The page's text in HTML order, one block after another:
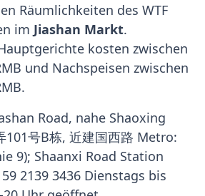
Räumlichkeiten des WTF
im Jiashan Markt.
kosten zwischen
und Nachspeisen zwischen
Road, nahe Shaoxing
101号B栋, 近建国西路 Metro:
9); Shaanxi Road Station
2139 3436 Dienstags bis